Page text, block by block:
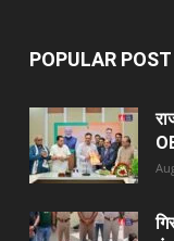
POPULAR POST